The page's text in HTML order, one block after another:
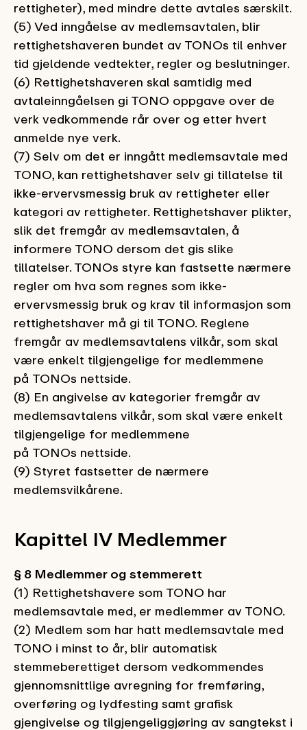
rettigheter), med mindre dette avtales særskilt.
(5) Ved inngåelse av medlemsavtalen, blir
rettighetshaveren bundet av TONOs til enhver
tid gjeldende vedtekter, regler og beslutninger.
(6) Rettighetshaveren skal samtidig med
avtaleinngåelsen gi TONO oppgave over de
verk vedkommende rår over og etter hvert
anmelde nye verk.
(7) Selv om det er inngått medlemsavtale med
TONO, kan rettighetshaver selv gi tillatelse til
ikke-ervervsmessig bruk av rettigheter eller
kategori av rettigheter. Rettighetshaver plikter,
slik det fremgår av medlemsavtalen, å
informere TONO dersom det gis slike
tillatelser. TONOs styre kan fastsette nærmere
regler om hva som regnes som ikke-
ervervsmessig bruk og krav til informasjon som
rettighetshaver må gi til TONO. Reglene
fremgår av medlemsavtalens vilkår, som skal
være enkelt tilgjengelige for medlemmene
på TONOs nettside.
(8) En angivelse av kategorier fremgår av
medlemsavtalens vilkår, som skal være enkelt
tilgjengelige for medlemmene
på TONOs nettside.
(9) Styret fastsetter de nærmere
medlemsvilkårene.
Kapittel IV Medlemmer
§ 8 Medlemmer og stemmerett
(1) Rettighetshavere som TONO har
medlemsavtale med, er medlemmer av TONO.
(2) Medlem som har hatt medlemsavtale med
TONO i minst to år, blir automatisk
stemmeberettiget dersom vedkommendes
gjennomsnittlige avregning for fremføring,
overføring og lydfesting samt grafisk
gjengivelse og tilgjengeliggjøring av sangtekst i